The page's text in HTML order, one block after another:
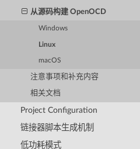
从源码构建 OpenOCD
Windows
Linux
macOS
注意事项和补充内容
相关文档
Project Configuration
链接器脚本生成机制
低功耗模式